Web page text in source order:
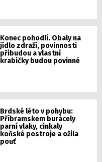
Konec pohodlí. Obaly na
jídlo zdraží, povinnosti
přibudou a vlastní
krabičky budou povinné
Brdské léto v pohybu:
Příbramskem burácely
parní vlaky, cinkaly
koňské postroje a ožila
pouť